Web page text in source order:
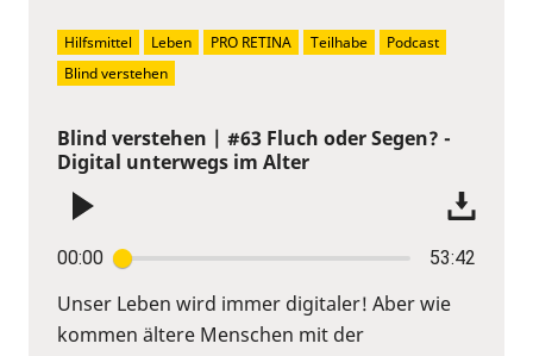
Blind verstehen | #63 Fluch oder Segen? -
Digital unterwegs im Alter
00:00 53:42
Unser Leben wird immer digitaler! Aber wie
kommen ältere Menschen mit der
Hilfsmittel Leben PRO RETINA Teilhabe
Podcast
Blind verstehen